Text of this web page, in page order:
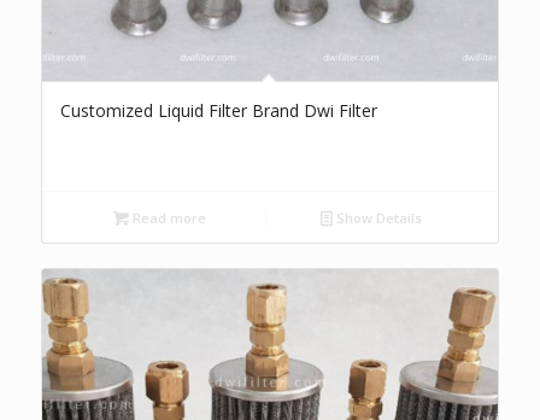
Customized Liquid Filter Brand Dwi Filter
Read more Show Details